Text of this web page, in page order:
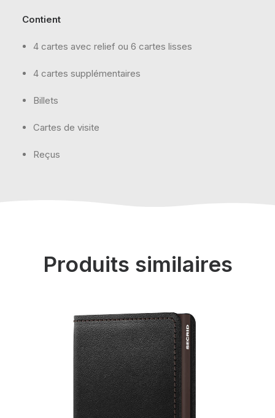
Contient
4 cartes avec relief ou 6 cartes lisses
4 cartes supplémentaires
Billets
Cartes de visite
Reçus
Produits similaires